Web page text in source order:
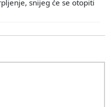
snijeg će se otopiti